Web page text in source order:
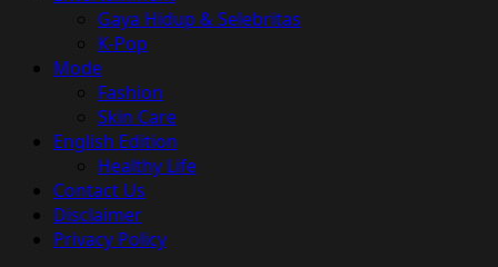
Gaya Hidup & Selebritas
K-Pop
Mode
Fashion
Skin Care
English Edition
Healthy Life
Contact Us
Disclaimer
Privacy Policy